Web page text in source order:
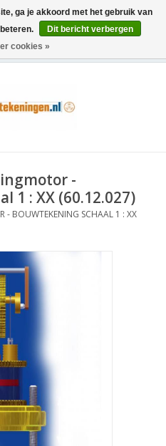
-
1 : XX (60.12.027)
- BOUWTEKENING SCHAAL 1 : XX
ga je akkoord met het gebruik van
Dit bericht verbergen
cookies »